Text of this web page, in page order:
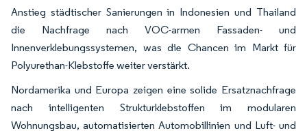
Anstieg städtischer Sanierungen in Indonesien und Thailand
die Nachfrage nach VOC-armen Fassaden- und
Innenverklebungssystemen, was die Chancen im Markt für
Polyurethan-Klebstoffe weiter verstärkt.
Nordamerika und Europa zeigen eine solide Ersatznachfrage
nach intelligenten Strukturklebstoffen im modularen
Wohnungsbau, automatisierten Automobillinien und Luft- und